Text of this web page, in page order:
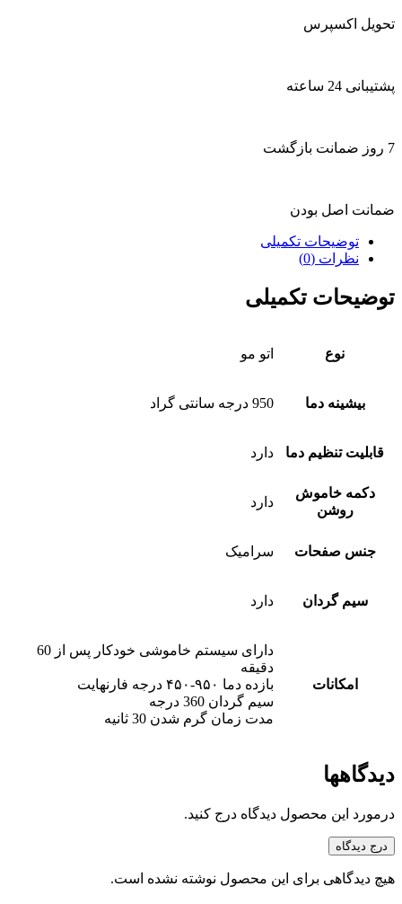
تحویل اکسپرس
پشتیبانی 24 ساعته
7 روز ضمانت بازگشت
ضمانت اصل بودن
توضیحات تکمیلی
نظرات (0)
توضیحات تکمیلی
نوع اتو مو
بیشینه دما 950 درجه سانتی گراد
قابلیت تنظیم دما دارد
دکمه خاموش
روشن
دارد
جنس صفحات سرامیک
سیم گردان دارد
امکانات
دارای سیستم خاموشی خودکار پس از 60
دقیقه
بازده دما ۹۵۰-۴۵۰ درجه فارنهایت
سیم گردان 360 درجه
مدت زمان گرم شدن 30 ثانیه
دیدگاهها
درمورد این محصول دیدگاه درج کنید.
درج دیدگاه
هیچ دیدگاهی برای این محصول نوشته نشده است.